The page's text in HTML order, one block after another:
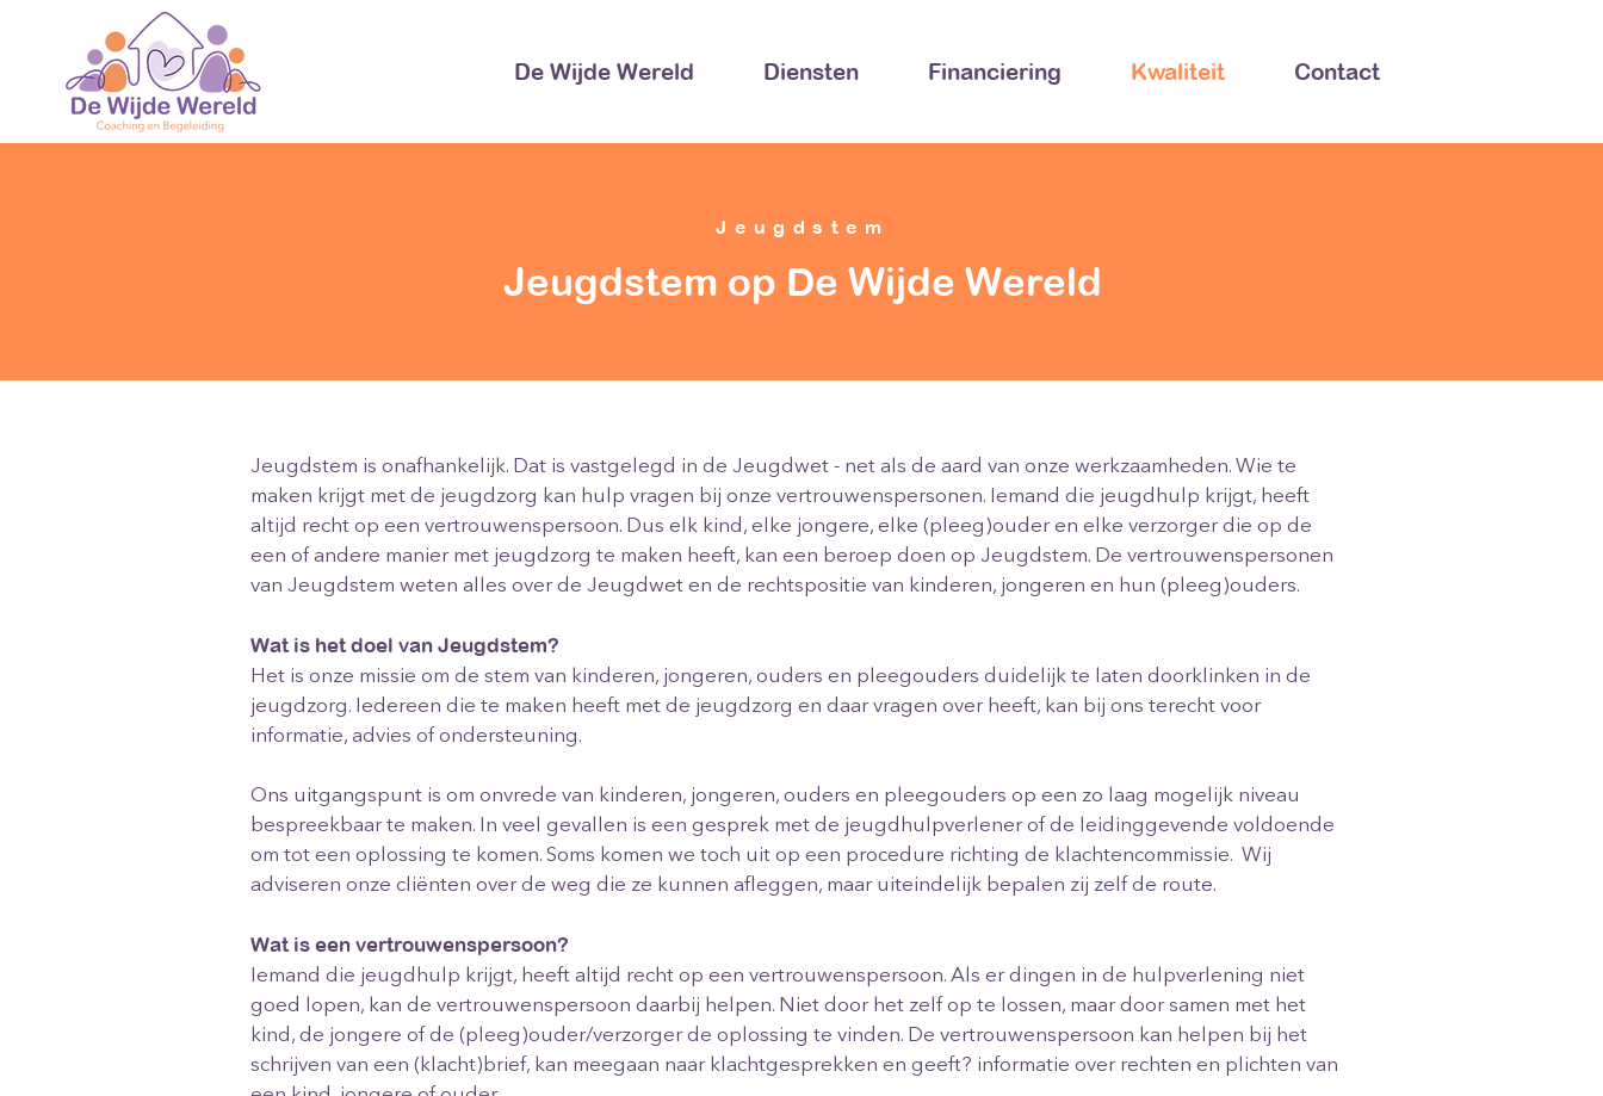
De Wijde Wereld Diensten Financiering Kwaliteit Contact
Jeugdstem
Jeugdstem op De Wijde Wereld
Jeugdstem is onafhankelijk. Dat is vastgelegd in de Jeugdwet - net als de aard van onze werkzaamheden. Wie te
maken krijgt met de jeugdzorg kan hulp vragen bij onze vertrouwenspersonen. Iemand die jeugdhulp krijgt, heeft
altijd recht op een vertrouwenspersoon. Dus elk kind, elke jongere, elke (pleeg)ouder en elke verzorger die op de
een of andere manier met jeugdzorg te maken heeft, kan een beroep doen op Jeugdstem. De vertrouwenspersonen
van Jeugdstem weten alles over de Jeugdwet en de rechtspositie van kinderen, jongeren en hun (pleeg)ouders.
Wat is het doel van Jeugdstem?
Het is onze missie om de stem van kinderen, jongeren, ouders en pleegouders duidelijk te laten doorklinken in de
jeugdzorg. Iedereen die te maken heeft met de jeugdzorg en daar vragen over heeft, kan bij ons terecht voor
informatie, advies of ondersteuning.
Ons uitgangspunt is om onvrede van kinderen, jongeren, ouders en pleegouders op een zo laag mogelijk niveau
bespreekbaar te maken. In veel gevallen is een gesprek met de jeugdhulpverlener of de leidinggevende voldoende
om tot een oplossing te komen. Soms komen we toch uit op een procedure richting de klachtencommissie. Wij
adviseren onze cliënten over de weg die ze kunnen afleggen, maar uiteindelijk bepalen zij zelf de route.
Wat is een vertrouwenspersoon?
Iemand die jeugdhulp krijgt, heeft altijd recht op een vertrouwenspersoon. Als er dingen in de hulpverlening niet
goed lopen, kan de vertrouwenspersoon daarbij helpen. Niet door het zelf op te lossen, maar door samen met het
kind, de jongere of de (pleeg)ouder/verzorger de oplossing te vinden. De vertrouwenspersoon kan helpen bij het
schrijven van een (klacht)brief, kan meegaan naar klachtgesprekken en geeft? informatie over rechten en plichten van